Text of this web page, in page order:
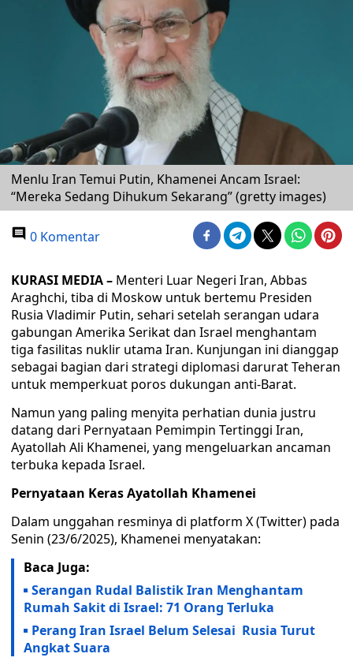
Menlu Iran Temui Putin, Khamenei Ancam Israel:
“Mereka Sedang Dihukum Sekarang” (gretty images)
0 Komentar
KURASI MEDIA – Menteri Luar Negeri Iran, Abbas
Araghchi, tiba di Moskow untuk bertemu Presiden
Rusia Vladimir Putin, sehari setelah serangan udara
gabungan Amerika Serikat dan Israel menghantam
tiga fasilitas nuklir utama Iran. Kunjungan ini dianggap
sebagai bagian dari strategi diplomasi darurat Teheran
untuk memperkuat poros dukungan anti-Barat.
Namun yang paling menyita perhatian dunia justru
datang dari Pernyataan Pemimpin Tertinggi Iran,
Ayatollah Ali Khamenei, yang mengeluarkan ancaman
terbuka kepada Israel.
Pernyataan Keras Ayatollah Khamenei
Dalam unggahan resminya di platform X (Twitter) pada
Senin (23/6/2025), Khamenei menyatakan:
Baca Juga:
Serangan Rudal Balistik Iran Menghantam
Rumah Sakit di Israel: 71 Orang Terluka
Perang Iran Israel Belum Selesai Rusia Turut
Angkat Suara